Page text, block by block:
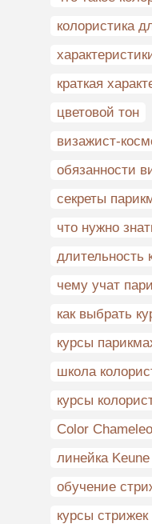
колористика
краткая
цветовой тон
визажист-
обязанности
секреты
что нужно
длительность
чему учат
как выбрать
курсы
школа
курсы
Color
линейка Keune
обучение
курсы стрижек